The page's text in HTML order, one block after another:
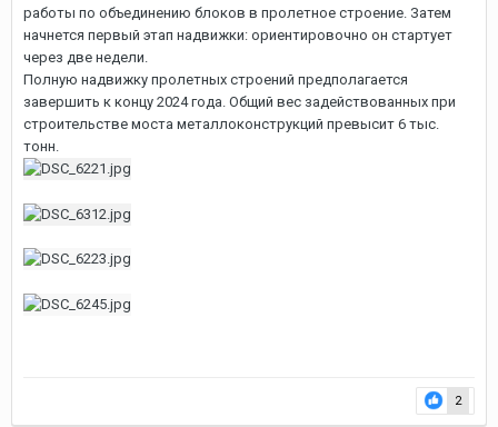
работы по объединению блоков в пролетное строение. Затем
начнется первый этап надвижки: ориентировочно он стартует
через две недели.
Полную надвижку пролетных строений предполагается
завершить к концу 2024 года. Общий вес задействованных при
строительстве моста металлоконструкций превысит 6 тыс.
тонн.
2